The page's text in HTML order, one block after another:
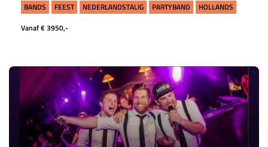
BANDS
FEEST NEDERLANDSTALIG PARTYBAND
HOLLANDS
Vanaf € 3950,-